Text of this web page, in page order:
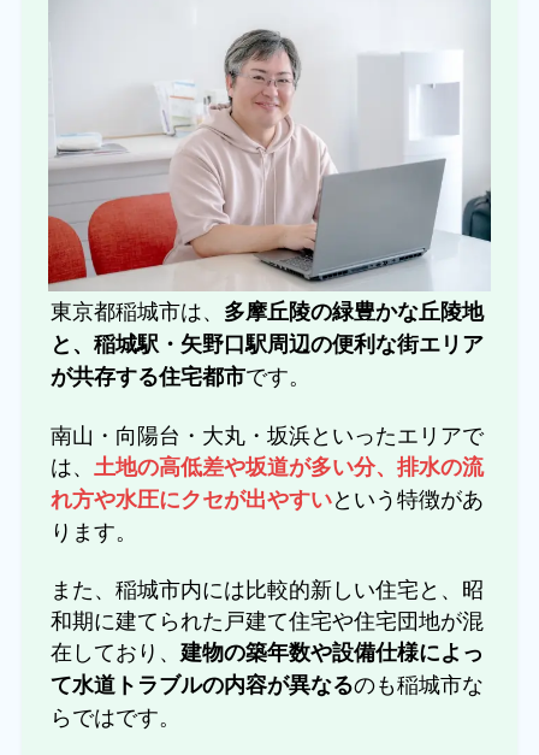
東京都稲城市は、 多摩丘陵の緑豊かな丘陵地
と、稲城駅・矢野口駅周辺の便利な街エリア
が共存する住宅都市です。
南山・向陽台・大丸・坂浜といったエリアで
は、 土地の高低差や坂道が多い分、排水の流
れ方や水圧にクセが出やすいという特徴があ
ります。
また、稲城市内には比較的新しい住宅と、昭
和期に建てられた戸建て住宅や住宅団地が混
在しており、建物の築年数や設備仕様によっ
て水道トラブルの内容が異なるのも稲城市な
らではです。